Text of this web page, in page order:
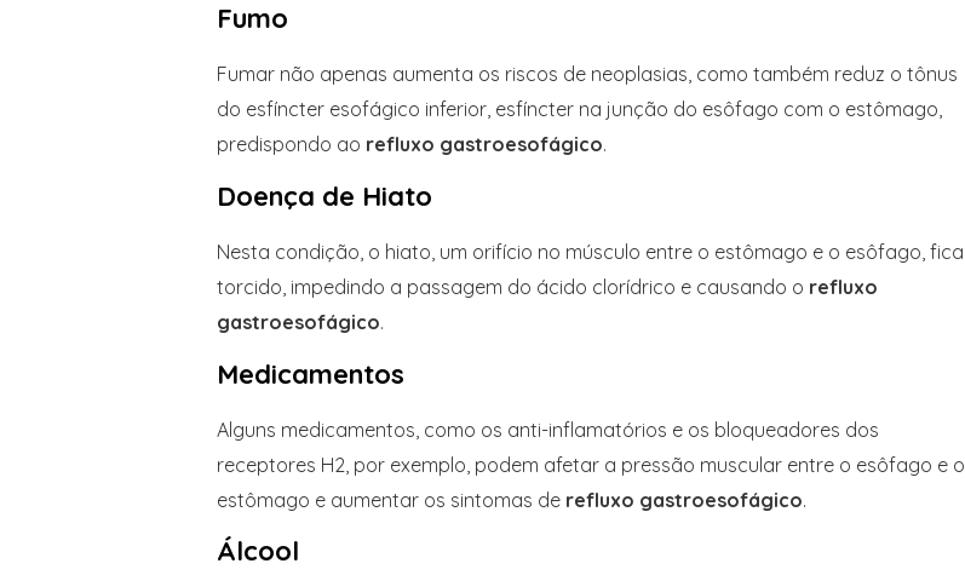
Fumo
Fumar não apenas aumenta os riscos de neoplasias, como também reduz o tônus ​​
do esfíncter esofágico inferior, esfíncter na junção do esôfago com o estômago,
predispondo ao refluxo gastroesofágico.
Doença de Hiato
Nesta condição, o hiato, um orifício no músculo entre o estômago e o esôfago, fica
torcido, impedindo a passagem do ácido clorídrico e causando o refluxo
gastroesofágico.
Medicamentos
Alguns medicamentos, como os anti-inflamatórios e os bloqueadores dos
receptores H2, por exemplo, podem afetar a pressão muscular entre o esôfago e o
estômago e aumentar os sintomas de refluxo gastroesofágico.
Álcool